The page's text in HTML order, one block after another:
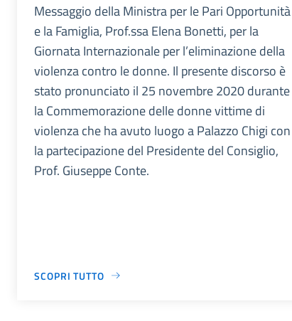
Messaggio della Ministra per le Pari Opportunità
e la Famiglia, Prof.ssa Elena Bonetti, per la
Giornata Internazionale per l’eliminazione della
violenza contro le donne. Il presente discorso è
stato pronunciato il 25 novembre 2020 durante
la Commemorazione delle donne vittime di
violenza che ha avuto luogo a Palazzo Chigi con
la partecipazione del Presidente del Consiglio,
Prof. Giuseppe Conte.
SCOPRI TUTTO